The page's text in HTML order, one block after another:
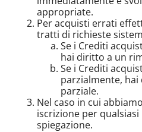
appropriate.
Per acquisti errati
tratti di richieste
Se i Crediti
hai diritto a un
Se i Crediti
parzialmente,
parziale.
Nel caso in cui
iscrizione per
spiegazione.